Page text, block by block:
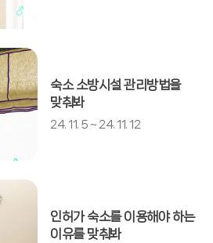
숙소 소방시설 관리방법을
맞춰봐
24. 11. 5 ~ 24. 11. 12
인허가 숙소를 이용해야 하는
이유를 맞춰봐